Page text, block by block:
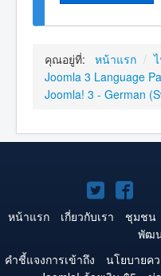
คุณอยู่ที่: หน้าแรก /
Joomla 3 Language
Joomla! 3 - German
Joomla!
บน
Twitter
บน
หน้าแรก เกี่ยวกับเรา ชุมชน
พัฒ
คำชี้แจงการเข้าถึง
นโยบายค